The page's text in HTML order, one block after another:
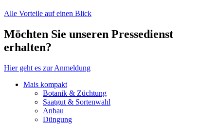
Alle Vorteile auf einen Blick
Möchten Sie unseren Pressedienst
erhalten?
Hier geht es zur Anmeldung
Mais kompakt
Botanik & Züchtung
Saatgut & Sortenwahl
Anbau
Düngung